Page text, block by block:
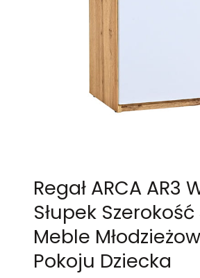
Regał ARCA AR3
Słupek
Meble
Pokoju Dziecka